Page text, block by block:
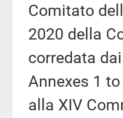
Comitato
2020 della
corredata
Annexes 1
alla XIV